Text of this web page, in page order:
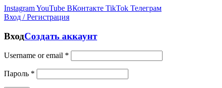
InstagramYouTube ВКонтакте TikTok Телеграм
Вход / Регистрация
ВходСоздать аккаунт
Username or email *
Пароль *